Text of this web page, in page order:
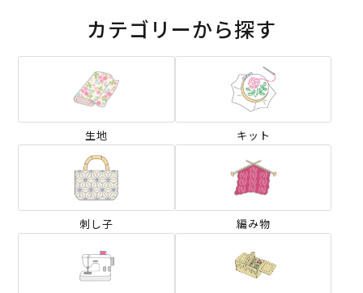
カテゴリーから探す
生地 キット
刺し子 編み物